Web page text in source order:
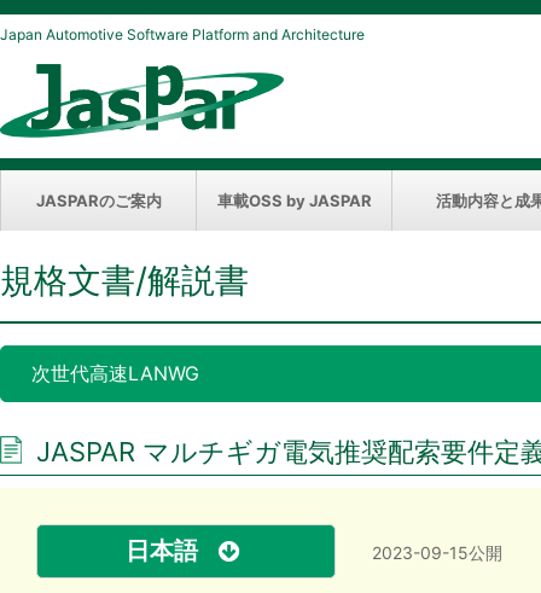
Japan Automotive Software Platform and Architecture
JASPARのご案内 車載OSS by JASPAR 活動内容と成
規格文書/解説書
次世代高速LANWG
JASPAR マルチギガ電気推奨配索要件定
日本語 2023-09-15公開